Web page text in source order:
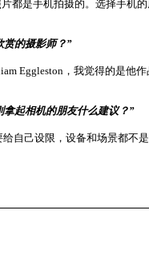
都是手机拍摄的。选择手机
赏的摄影师？”
Eggleston，我觉得的是他
拿起相机的朋友什么建议？”
给自己设限，设备和场景都不